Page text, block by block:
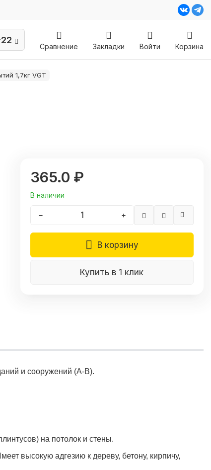
Сравнение Закладки Войти Корзина
1,7кг VGT
365.0 ₽
В наличии
− +
В корзину
Купить в 1 клик
и сооружений (А-В).
на потолок и стены.
высокую адгезию к дереву, бетону, кирпичу,